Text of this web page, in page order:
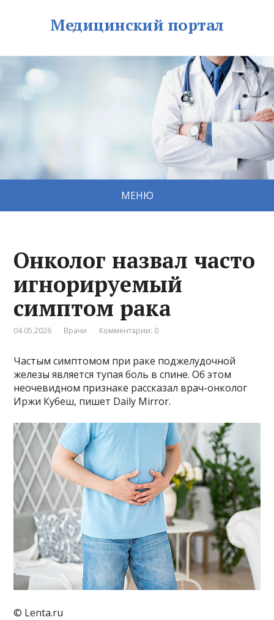
Медицинский портал
МЕНЮ
Онколог назвал часто
игнорируемый
симптом рака
04.05.2026 Врачи Комментарии: 0
Частым симптомом при раке поджелудочной
железы является тупая боль в спине. Об этом
неочевидном признаке рассказал врач-онколог
Иржи Кубеш, пишет Daily Mirror.
© Lenta.ru